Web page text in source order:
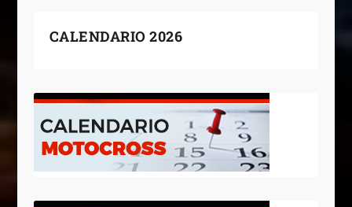
CALENDARIO 2026